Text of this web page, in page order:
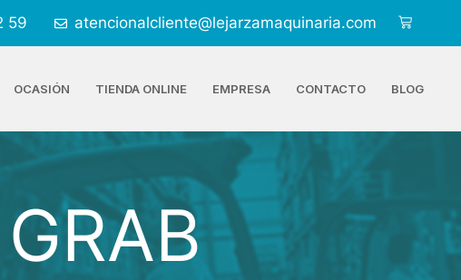
59 atencionalcliente@lejarzamaquinaria.com
OCASIÓN TIENDA ONLINE EMPRESA CONTACTO BLOG